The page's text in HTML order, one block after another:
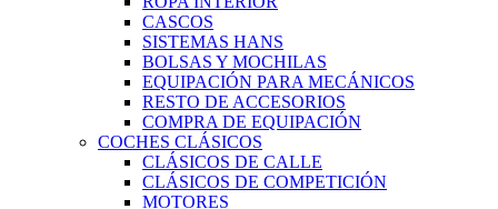
CASCOS
SISTEMAS HANS
BOLSAS Y MOCHILAS
EQUIPACIÓN PARA MECÁNICOS
RESTO DE ACCESORIOS
COMPRA DE EQUIPACIÓN
COCHES CLÁSICOS
CLÁSICOS DE CALLE
CLÁSICOS DE COMPETICIÓN
MOTORES